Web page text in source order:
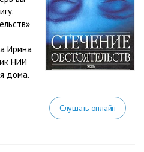
Ирина
НИИ
дома.
Слушать онлайн